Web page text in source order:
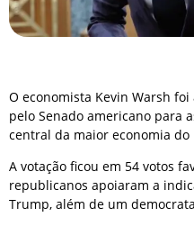
O economista Kevin Warsh
pelo Senado americano para
central da maior economia do
A votação ficou em 54 votos
republicanos apoiaram a
Trump, além de um